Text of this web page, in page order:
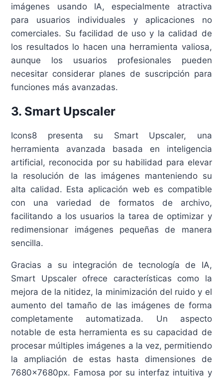
imágenes usando IA, especialmente atractiva
para usuarios individuales y aplicaciones no
comerciales. Su facilidad de uso y la calidad de
los resultados lo hacen una herramienta valiosa,
aunque los usuarios profesionales pueden
necesitar considerar planes de suscripción para
funciones más avanzadas.
3. Smart Upscaler
Icons8 presenta su Smart Upscaler, una
herramienta avanzada basada en inteligencia
artificial, reconocida por su habilidad para elevar
la resolución de las imágenes manteniendo su
alta calidad. Esta aplicación web es compatible
con una variedad de formatos de archivo,
facilitando a los usuarios la tarea de optimizar y
redimensionar imágenes pequeñas de manera
sencilla.
Gracias a su integración de tecnología de IA,
Smart Upscaler ofrece características como la
mejora de la nitidez, la minimización del ruido y el
aumento del tamaño de las imágenes de forma
completamente automatizada. Un aspecto
notable de esta herramienta es su capacidad de
procesar múltiples imágenes a la vez, permitiendo
la ampliación de estas hasta dimensiones de
7680x7680px. Famosa por su interfaz intuitiva y